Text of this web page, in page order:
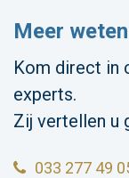
Meer
Kom direct in
experts.
Zij vertellen u
033 277 49